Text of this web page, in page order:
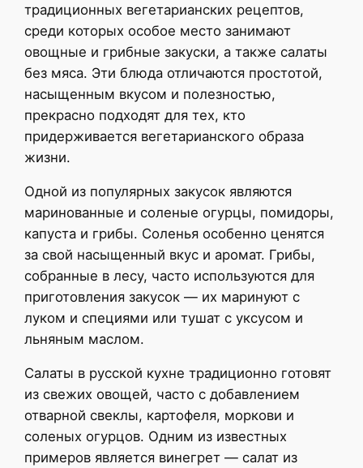
традиционных вегетарианских рецептов,
среди которых особое место занимают
овощные и грибные закуски, а также салаты
без мяса. Эти блюда отличаются простотой,
насыщенным вкусом и полезностью,
прекрасно подходят для тех, кто
придерживается вегетарианского образа
жизни.
Одной из популярных закусок являются
маринованные и соленые огурцы, помидоры,
капуста и грибы. Соленья особенно ценятся
за свой насыщенный вкус и аромат. Грибы,
собранные в лесу, часто используются для
приготовления закусок — их маринуют с
луком и специями или тушат с уксусом и
льняным маслом.
Салаты в русской кухне традиционно готовят
из свежих овощей, часто с добавлением
отварной свеклы, картофеля, моркови и
соленых огурцов. Одним из известных
примеров является винегрет — салат из